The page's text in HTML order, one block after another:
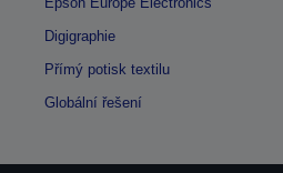
Digigraphie
Přímý potisk textilu
Globální řešení